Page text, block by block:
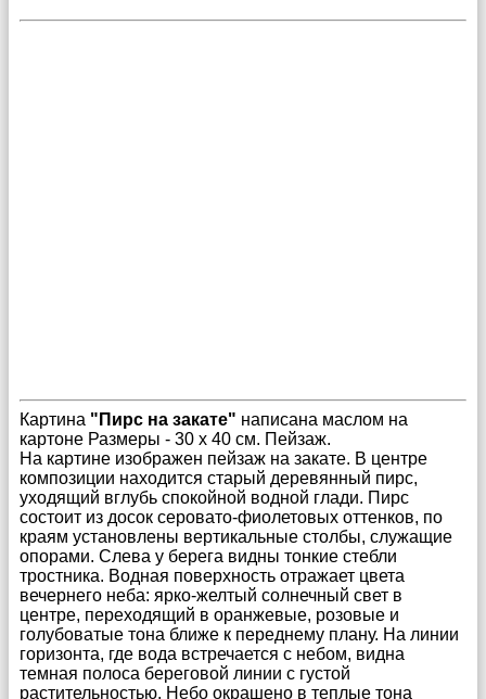
Картина "Пирс на закате" написана маслом на
картоне Размеры - 30 х 40 см. Пейзаж.
На картине изображен пейзаж на закате. В центре
композиции находится старый деревянный пирс,
уходящий вглубь спокойной водной глади. Пирс
состоит из досок серовато-фиолетовых оттенков, по
краям установлены вертикальные столбы, служащие
опорами. Слева у берега видны тонкие стебли
тростника. Водная поверхность отражает цвета
вечернего неба: ярко-желтый солнечный свет в
центре, переходящий в оранжевые, розовые и
голубоватые тона ближе к переднему плану. На линии
горизонта, где вода встречается с небом, видна
темная полоса береговой линии с густой
растительностью. Небо окрашено в теплые тона